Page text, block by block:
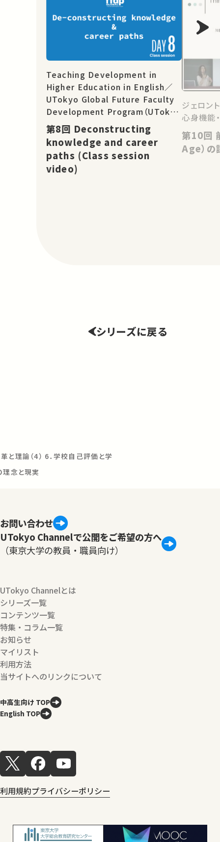
Teaching Development in
Higher Education in English／
UTokyo Global Future Faculty
Development Program（UTokyo
Global FFDP）
第8回 Deconstructing
knowledge and career
paths (Class session
video)
ジェロン
心身機能
第10回 前期高齢期（Third
Age）の
シリーズに戻る
理論（4） 6．学校自己評価と学
理念と現実
お問い合わせ
UTokyo Channelで公開をご希望の方へ
（東京大学の教員・職員向け）
UTokyo Channelとは
シリーズ一覧
コンテンツ一覧
特集・コラム一覧
お知らせ
マイリスト
利用方法
当サイトへのリンクについて
中高生向け TOP
English TOP
利用規約プライバシーポリシー